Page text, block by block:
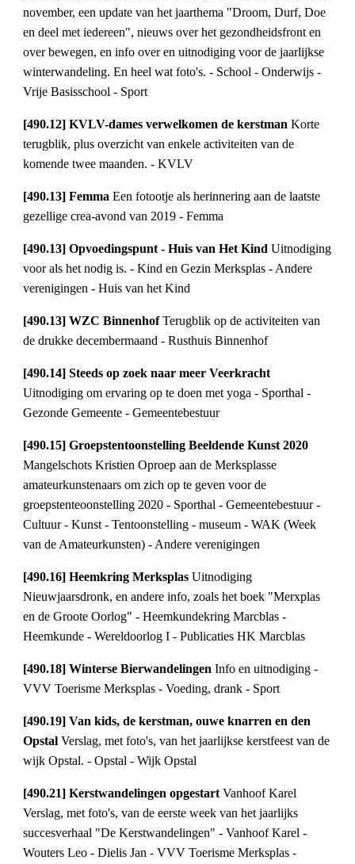
november, een update van het jaarthema "Droom, Durf, Doe
en deel met iedereen", nieuws over het gezondheidsfront en
over bewegen, en info over en uitnodiging voor de jaarlijkse
winterwandeling. En heel wat foto's. - School - Onderwijs -
Vrije Basisschool - Sport
[490.12] KVLV-dames verwelkomen de kerstman Korte
terugblik, plus overzicht van enkele activiteiten van de
komende twee maanden. - KVLV
[490.13] Femma Een fotootje als herinnering aan de laatste
gezellige crea-avond van 2019 - Femma
[490.13] Opvoedingspunt - Huis van Het Kind Uitnodiging
voor als het nodig is. - Kind en Gezin Merksplas - Andere
verenigingen - Huis van het Kind
[490.13] WZC Binnenhof Terugblik op de activiteiten van
de drukke decembermaand - Rusthuis Binnenhof
Uitnodiging om ervaring op te doen met yoga - Sporthal -
Gezonde Gemeente - Gemeentebestuur
Mangelschots Kristien Oproep aan de Merksplasse
amateurkunstenaars om zich op te geven voor de
groepstenteoonstelling 2020 - Sporthal - Gemeentebestuur -
Cultuur - Kunst - Tentoonstelling - museum - WAK (Week
van de Amateurkunsten) - Andere verenigingen
[490.16] Heemkring Merksplas Uitnodiging
Nieuwjaarsdronk, en andere info, zoals het boek "Merxplas
en de Groote Oorlog" - Heemkundekring Marcblas -
Heemkunde - Wereldoorlog I - Publicaties HK Marcblas
[490.18] Winterse Bierwandelingen Info en uitnodiging -
VVV Toerisme Merksplas - Voeding, drank - Sport
[490.19] Van kids, de kerstman, ouwe knarren en den
Opstal Verslag, met foto's, van het jaarlijkse kerstfeest van de
wijk Opstal. - Opstal - Wijk Opstal
[490.21] Kerstwandelingen opgestart Vanhoof Karel
Verslag, met foto's, van de eerste week van het jaarlijks
succesverhaal "De Kerstwandelingen" - Vanhoof Karel -
Wouters Leo - Dielis Jan - VVV Toerisme Merksplas -